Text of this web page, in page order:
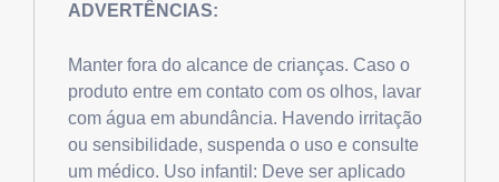
ADVERTÊNCIAS:
Manter fora do alcance de crianças. Caso o
produto entre em contato com os olhos, lavar
com água em abundância. Havendo irritação
ou sensibilidade, suspenda o uso e consulte
um médico. Uso infantil: Deve ser aplicado